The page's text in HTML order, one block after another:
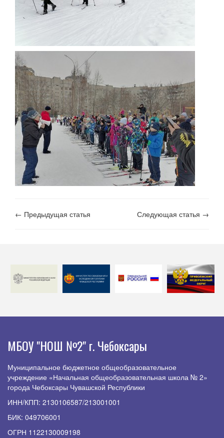
← Предыдущая статья Следующая статья →
МБОУ "НОШ №2" г. Чебоксары
Муниципальное бюджетное общеобразовательное
учреждение «Начальная общеобразовательная школа № 2»
города Чебоксары Чувашской Республики
ИНН/КПП: 2130106587/213001001
БИК: 049706001
ОГРН 1122130009198